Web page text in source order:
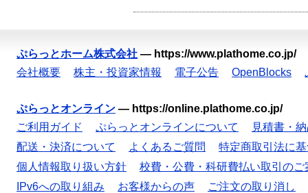
ぷらっとホーム株式会社 — https://www.plathome.co.jp/
会社概要
株主・投資家情報 電子公告 OpenBlocks
ぷらっとオンライン — https://online.plathome.co.jp/
ご利用ガイド
ぷらっとオンラインについて
見積書・
配送・決済について
よくあるご質問
特定商取引法に
個人情報取り扱い方針
校費・公費・科研費払い取引のご
IPv6への取り組み
お客様からの声 ご注文の取り消し